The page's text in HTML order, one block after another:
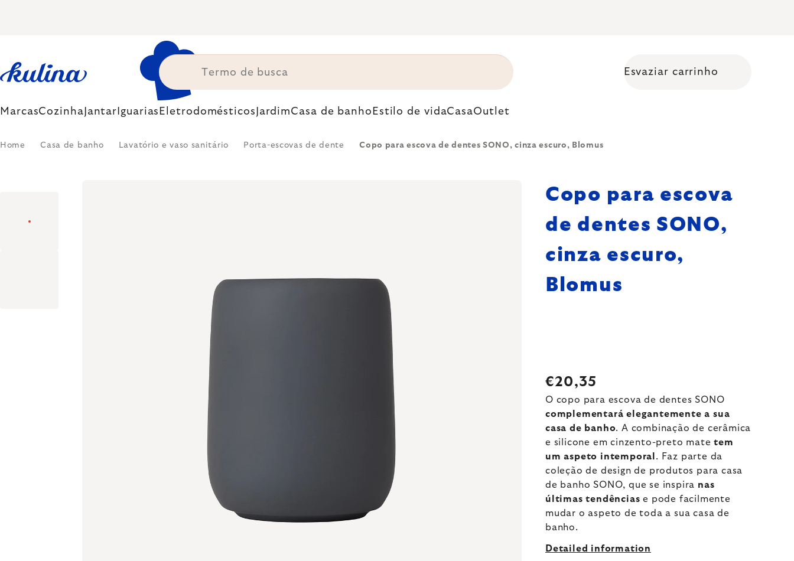
Esvaziar carrinho
MarcasCozinha Jantar Iguarias Eletrodomésticos JardimCasa de banho Estilo de vidaCasaOutlet
Home Casa de banho Lavatório e vaso sanitário Porta-escovas de dente Copo para escova de dentes SONO, cinza escuro, Blomus
Copo para escova
de dentes SONO,
cinza escuro,
Blomus
€20,35
O copo para escova de dentes SONO
complementará elegantemente a sua
casa de banho. A combinação de cerâmica
e silicone em cinzento-preto matetem
um aspeto intemporal . Faz parte da
coleção de design de produtos para casa
de banho SONO, que se inspira nas
últimas tendências e pode facilmente
mudar o aspeto de toda a sua casa de
banho.
Detailed information